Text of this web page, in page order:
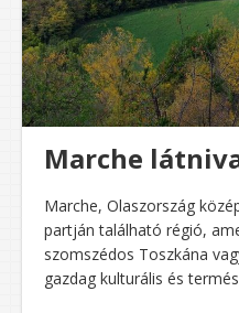
Marche
Marche, Olaszország
partján található régió,
szomszédos Toszkána
gazdag kulturális és